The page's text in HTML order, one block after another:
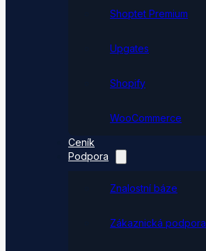
Shoptet Premium
Upgates
Shopify
WooCommerce
Ceník
Podpora
Znalostní báze
Zákaznická podpora